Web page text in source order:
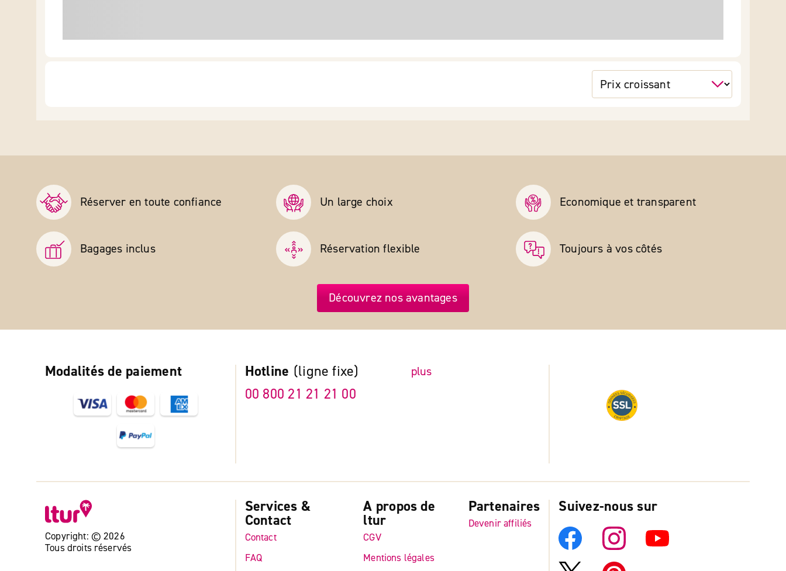
Réserver en toute confiance Un large choix Economique et transparent
Bagages inclus Réservation flexible Toujours à vos côtés
Découvrez nos avantages
Modalités de paiement Hotline (ligne fixe) plus
00 800 21 21 21 00
Copyright: © 2026
Tous droits réservés
Services &
Contact
Contact
FAQ
A propos de
ltur
CGV
Mentions légales
Partenaires
Devenir affiliés
Suivez-nous sur